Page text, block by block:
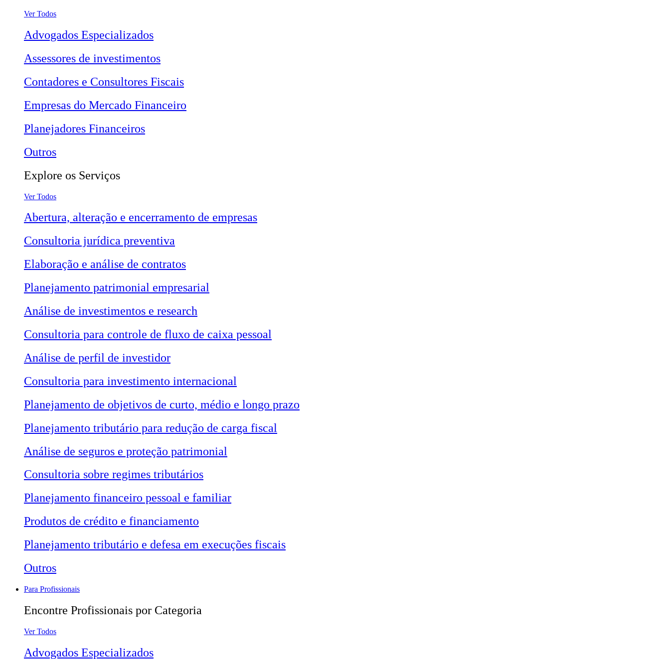
Ver Todos
Advogados Especializados
Assessores de investimentos
Contadores e Consultores Fiscais
Empresas do Mercado Financeiro
Planejadores Financeiros
Outros
Explore os Serviços
Ver Todos
Abertura, alteração e encerramento de empresas
Consultoria jurídica preventiva
Elaboração e análise de contratos
Planejamento patrimonial empresarial
Análise de investimentos e research
Consultoria para controle de fluxo de caixa pessoal
Análise de perfil de investidor
Consultoria para investimento internacional
Planejamento de objetivos de curto, médio e longo prazo
Planejamento tributário para redução de carga fiscal
Análise de seguros e proteção patrimonial
Consultoria sobre regimes tributários
Planejamento financeiro pessoal e familiar
Produtos de crédito e financiamento
Planejamento tributário e defesa em execuções fiscais
Outros
Para Profissionais
Encontre Profissionais por Categoria
Ver Todos
Advogados Especializados